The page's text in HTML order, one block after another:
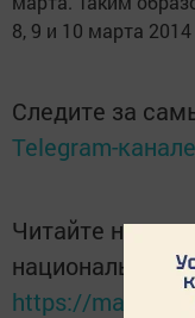
8, 9 и 10 марта
Следите за
Telegram-канале
Читайте
национальном
https://max.ru/